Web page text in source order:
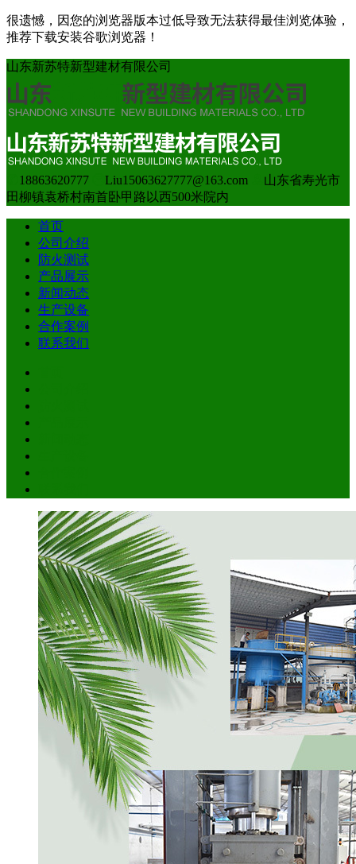
很遗憾，因您的浏览器版本过低导致无法获得最佳浏览体验，
推荐下载安装谷歌浏览器！
山东新苏特新型建材有限公司
18863620777 Liu15063627777@163.com
山东省寿光市
田柳镇袁桥村南首卧甲路以西500米院内
首页
公司介绍
防火测试
产品展示
新闻动态
生产设备
合作案例
联系我们